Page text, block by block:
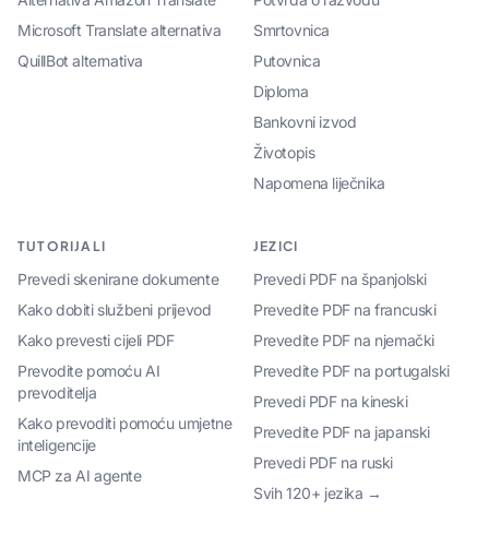
Microsoft Translate alternativa
QuillBot alternativa
Smrtovnica
Putovnica
Diploma
Bankovni izvod
Životopis
Napomena liječnika
TUTORIJALI
Prevedi skenirane dokumente
Kako dobiti službeni prijevod
Kako prevesti cijeli PDF
Prevodite pomoću AI
prevoditelja
Kako prevoditi pomoću umjetne
inteligencije
MCP za AI agente
JEZICI
Prevedi PDF na španjolski
Prevedite PDF na francuski
Prevedite PDF na njemački
Prevedite PDF na portugalski
Prevedi PDF na kineski
Prevedite PDF na japanski
Prevedi PDF na ruski
Svih 120+ jezika →